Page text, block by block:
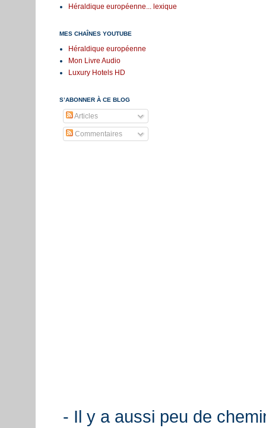
Héraldique européenne... lexique
MES CHAÎNES YOUTUBE
Héraldique européenne
Mon Livre Audio
Luxury Hotels HD
S’ABONNER À CE BLOG
Articles
Commentaires
- Il y a aussi peu de